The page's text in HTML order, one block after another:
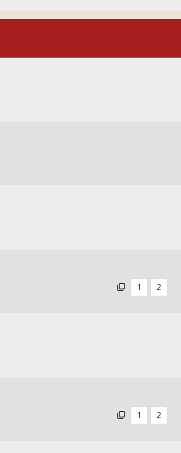
1 2
1 2